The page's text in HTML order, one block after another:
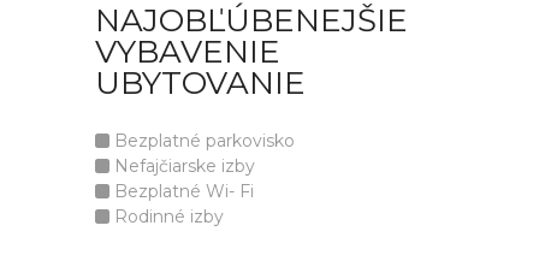
NAJOBĽÚBENEJŠIE
VYBAVENIE
UBYTOVANIE
Bezplatné parkovisko
Nefajčiarske izby
Bezplatné Wi- Fi
Rodinné izby